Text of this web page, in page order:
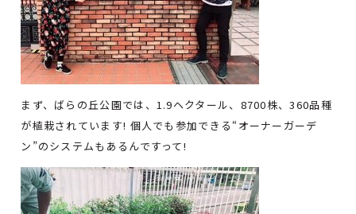
まず、ばらの丘公園では、1.9ヘクタール、8700株、360品種
が植栽されています! 個人でも参加できる“オーナーガーデ
ン”のシステムもあるんですって!